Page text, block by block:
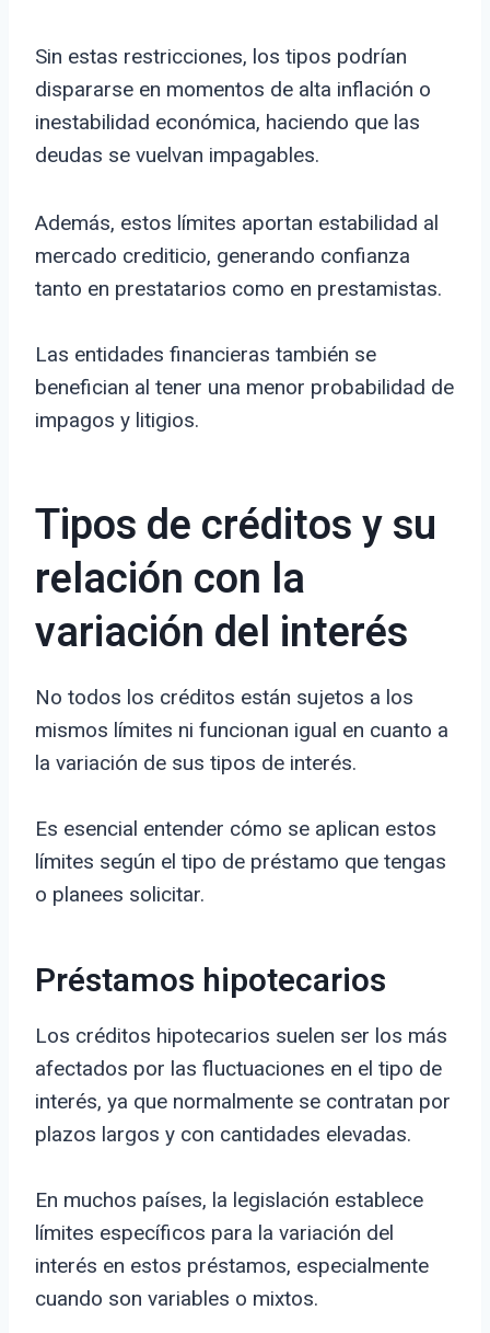
Sin estas restricciones, los tipos podrían
dispararse en momentos de alta inflación o
inestabilidad económica, haciendo que las
deudas se vuelvan impagables.
Además, estos límites aportan estabilidad al
mercado crediticio, generando confianza
tanto en prestatarios como en prestamistas.
Las entidades financieras también se
benefician al tener una menor probabilidad de
impagos y litigios.
Tipos de créditos y su
relación con la
variación del interés
No todos los créditos están sujetos a los
mismos límites ni funcionan igual en cuanto a
la variación de sus tipos de interés.
Es esencial entender cómo se aplican estos
límites según el tipo de préstamo que tengas
o planees solicitar.
Préstamos hipotecarios
Los créditos hipotecarios suelen ser los más
afectados por las fluctuaciones en el tipo de
interés, ya que normalmente se contratan por
plazos largos y con cantidades elevadas.
En muchos países, la legislación establece
límites específicos para la variación del
interés en estos préstamos, especialmente
cuando son variables o mixtos.